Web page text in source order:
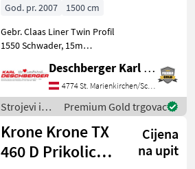
God. pr. 2007
1500 cm
Gebr. Claas Liner Twin Profil
1550 Schwader, 15m
mit je 11 Zinkenarmen mit
je 4 Doppelzinken, 2
Schwadtücher für die
Ablage von 2 Einze
Deschberger Karl Landtechnik GesmbH & Co KG
4774 St. Marienkirchen/Schärding
Strojevi i
oprema za
travu i
baliranje /
Claas
Premium Gold trgovac
Krone Krone TX
460 D Prikolica
Cijena
na upit